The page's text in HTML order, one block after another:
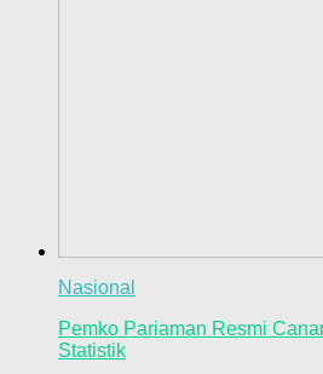
Nasional
Pemko Pariaman Resmi
Statistik